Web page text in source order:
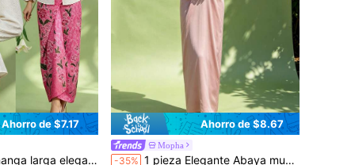
Ahorro de $7.17
mujer, color champán, primavera/verano
Ahorro de $8.67
Mopha
-35% 1 pieza Elegante Abaya musulmana de unicolor y manga larga para mujer, verano